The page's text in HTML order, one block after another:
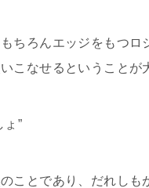
ちろんエッジをもつ
こなせるということが
ょ”
ことであり、だれしも